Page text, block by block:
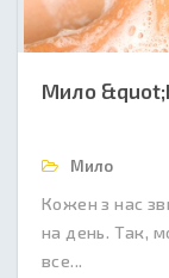
Мило
Мило
Кожен з нас
на день. Так,
все...